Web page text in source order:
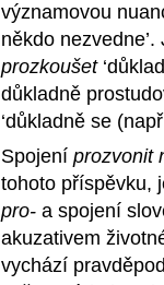
významovou
někdo
prozkoušet
důkladně
‘důkladně se
Spojení prozvonit
tohoto příspěvku,
pro- a spojení
akuzativem
vychází